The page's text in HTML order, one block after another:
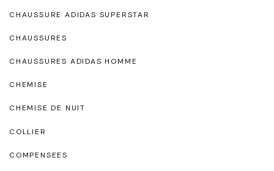
CHAUSSURE ADIDAS SUPERSTAR
CHAUSSURES
CHAUSSURES ADIDAS HOMME
CHEMISE
CHEMISE DE NUIT
COLLIER
COMPENSEES